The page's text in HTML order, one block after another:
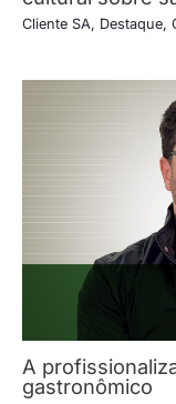
Cliente SA, Destaque,
A
gastronômico